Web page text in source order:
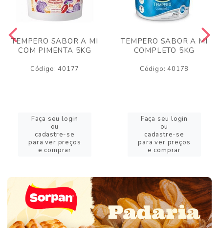
TEMPERO SABOR A MI
COM PIMENTA 5KG
Código: 40177
Faça seu login
ou
cadastre-se
para ver preços
e comprar
TEMPERO SABOR A MI
COMPLETO 5KG
Código: 40178
Faça seu login
ou
cadastre-se
para ver preços
e comprar